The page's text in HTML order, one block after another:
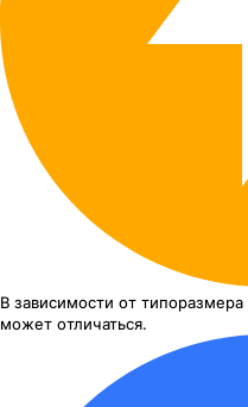
В зависимости от типоразмера
может отличаться.